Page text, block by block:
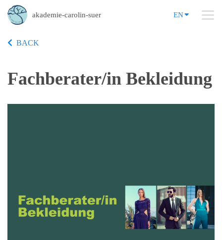
akademie-carolin-suer EN
BACK
Fachberater/in Bekleidung